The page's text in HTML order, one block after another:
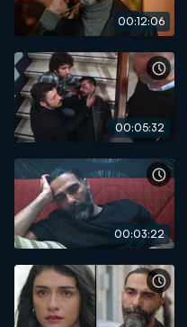
00:12:06
00:05:32
00:03:22